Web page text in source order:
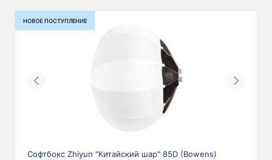
НОВОЕ ПОСТУПЛЕНИЕ
Previous Next
Софтбокс Zhiyun "Китайский шар" 85D (Bowens)